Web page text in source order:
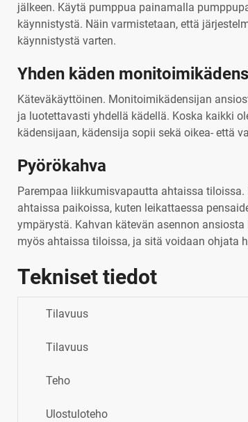
jälkeen. Käytä pumppua painamalla
käynnistystä. Näin varmistetaan, että
käynnistystä varten.
Yhden käden
Käteväkäyttöinen. Monitoimikädensijan
ja luotettavasti yhdellä kädellä. Koska kaikki
kädensijaan, kädensija sopii sekä oikea- että
Pyörökahva
Parempaa liikkumisvapautta ahtaissa
ahtaissa paikoissa, kuten leikattaessa
ympärystä. Kahvan kätevän asennon
myös ahtaissa tiloissa, ja sitä voidaan ohjata
Tekniset tiedot
Tilavuus
Tilavuus
Teho
Ulostuloteho